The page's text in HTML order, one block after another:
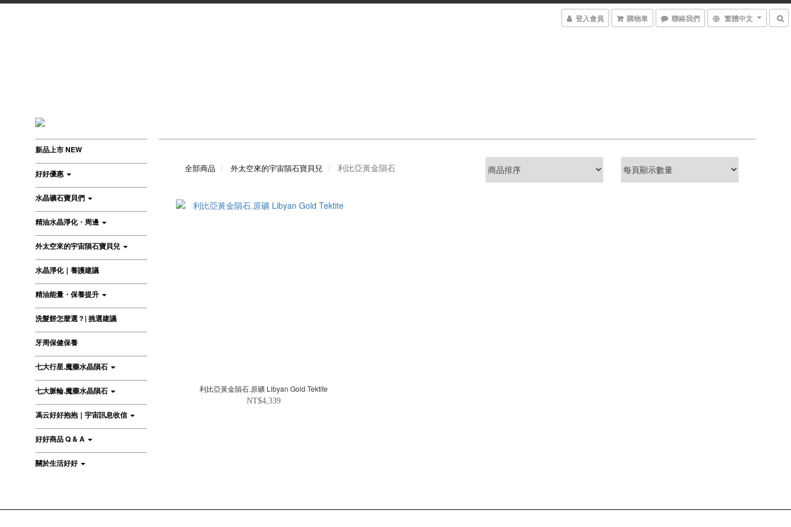
登入會員 購物車 聯絡我們 繁體中文
新品上市 NEW
好好優惠
水晶礦石寶貝們
精油水晶淨化・周邊
外太空來的宇宙隕石寶貝兒
水晶淨化｜養護建議
精油能量・保養提升
洗髮餅怎麼選？| 挑選建議
牙周保健保養
七大行星.魔藥水晶隕石
七大脈輪.魔藥水晶隕石
馮云好好抱抱｜宇宙訊息收信
好好商品 Q & A
關於生活好好
全部商品 外太空來的宇宙隕石寶貝兒 利比亞黃金隕石
利比亞黃金隕石.原礦 Libyan Gold Tektite
NT$4,339